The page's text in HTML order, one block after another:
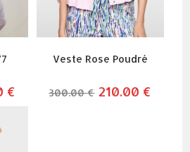
€
Veste Rose Poudré
300.00€ le
prix
210.00€